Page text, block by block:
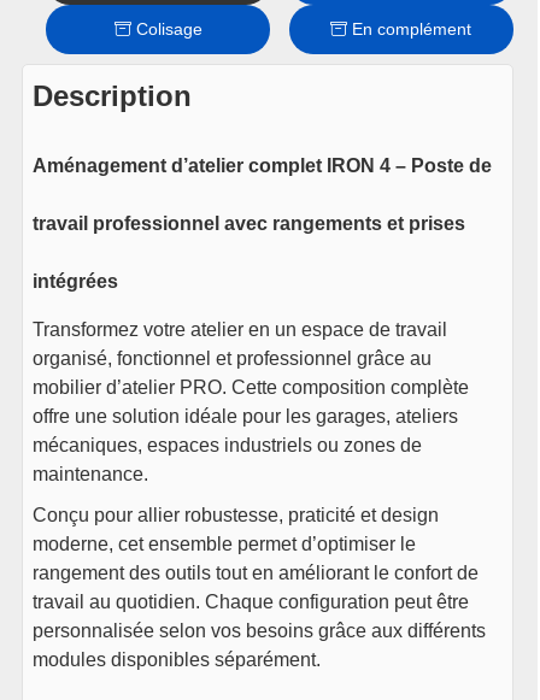
Voir le produit
1xArmoire à outil basse 2
215 TTC
420€ TTC
Temporairement épuisé
Dispo vers le : 13-08-2026
Voir le produit
1 porte – Iron
119€ TTC
En stock
Voir le produit
1xMeuble haut d’angle – Iron
Colisage En complément
Description
Aménagement d’atelier complet IRON 4 – Poste de
travail professionnel avec rangements et prises
intégrées
Transformez votre atelier en un espace de travail
organisé, fonctionnel et professionnel grâce au
mobilier d’atelier PRO. Cette composition complète
offre une solution idéale pour les garages, ateliers
mécaniques, espaces industriels ou zones de
maintenance.
Conçu pour allier robustesse, praticité et design
moderne, cet ensemble permet d’optimiser le
rangement des outils tout en améliorant le confort de
travail au quotidien. Chaque configuration peut être
personnalisée selon vos besoins grâce aux différents
modules disponibles séparément.